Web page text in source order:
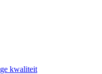
kwaliteit